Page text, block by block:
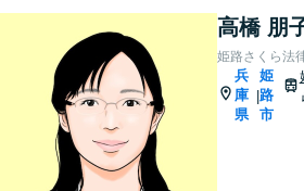
高橋 朋
姫路さくら法
兵
庫
県
|
姫
路
市